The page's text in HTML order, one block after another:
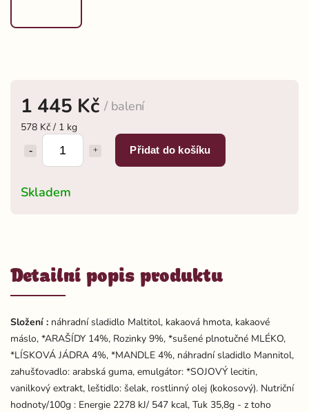
1 445 Kč/ balení
578 Kč / 1 kg
Přidat do košíku
Skladem
Detailní popis produktu
Složení : náhradní sladidlo Maltitol, kakaová hmota, kakaové
máslo, *ARAŠÍDY 14%, Rozinky 9%, *sušené plnotučné MLÉKO,
*LÍSKOVÁ JÁDRA 4%, *MANDLE 4%, náhradní sladidlo Mannitol,
zahušťovadlo: arabská guma, emulgátor: *SOJOVÝ lecitin,
vanilkový extrakt, leštidlo: šelak, rostlinný olej (kokosový). Nutriční
hodnoty/100g : Energie 2278 kJ/ 547 kcal, Tuk 35,8g - z toho